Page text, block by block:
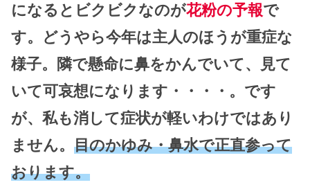
になるとビクビクなのが花粉の予報で
す。どうやら今年は主人のほうが重症な
様子。隣で懸命に鼻をかんでいて、見て
いて可哀想になります・・・・。です
が、私も消して症状が軽いわけではあり
ません。 目のかゆみ・鼻水で正直参って
おります。